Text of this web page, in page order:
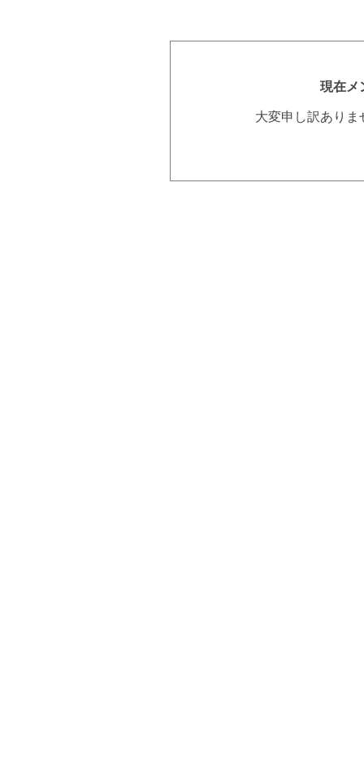
現在メ
大変申し訳あり